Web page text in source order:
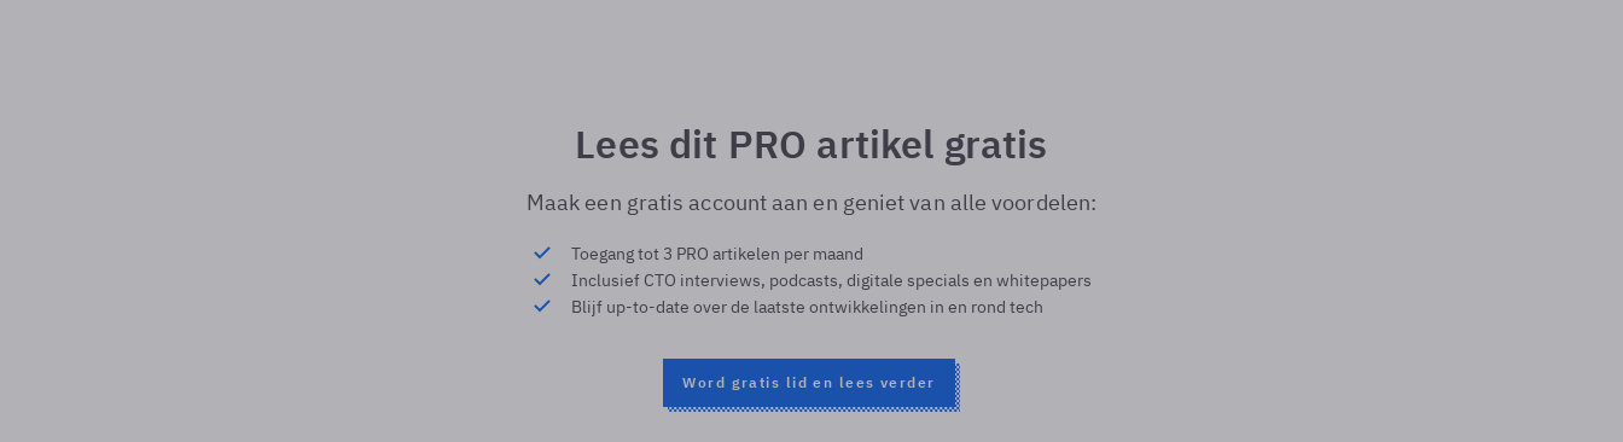
Lees dit PRO artikel gratis
Maak een gratis account aan en geniet van alle voordelen:
Toegang tot 3 PRO artikelen per maand
Inclusief CTO interviews, podcasts, digitale specials en whitepapers
Blijf up-to-date over de laatste ontwikkelingen in en rond tech
Word gratis lid en lees verder